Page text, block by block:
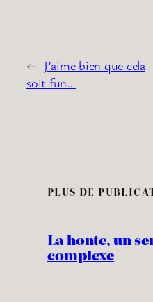
← J’aime bien que cela
soit fun…
PLUS DE
La honte, un
complexe